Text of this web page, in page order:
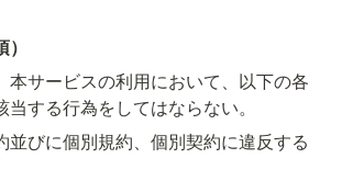
本サービスの利用において、以下の各
する行為をしてはならない。
びに個別規約、個別契約に違反する